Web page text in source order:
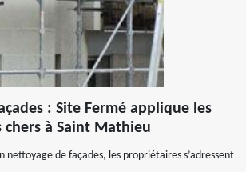
: Site Fermé applique les
à Saint Mathieu
nettoyage de façades, les propriétaires s’adressent